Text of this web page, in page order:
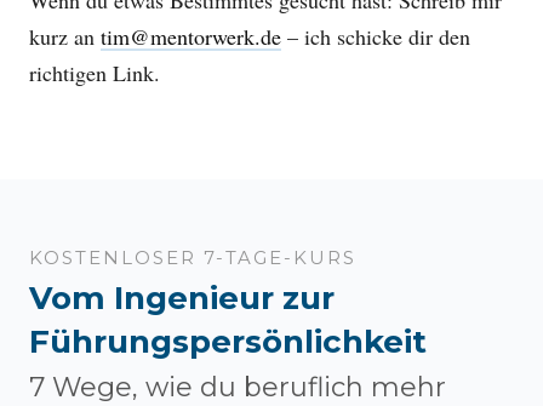
kurz an tim@mentorwerk.de – ich schicke dir den
richtigen Link.
KOSTENLOSER 7-TAGE-KURS
Vom Ingenieur zur
Führungspersönlichkeit
7 Wege, wie du beruflich mehr